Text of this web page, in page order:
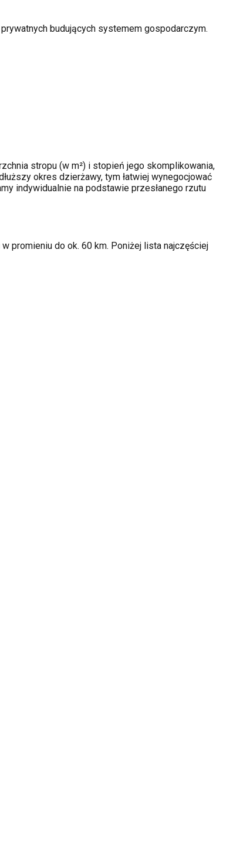
budujących systemem gospodarczym.
stropu (w m²) i stopień jego skomplikowania,
okres dzierżawy, tym łatwiej wynegocjować
indywidualnie na podstawie przesłanego rzutu
promieniu do ok. 60 km. Poniżej lista najczęściej